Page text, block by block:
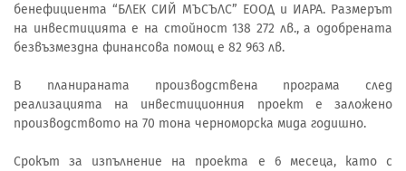
бенефициента “БЛЕК СИЙ МЪСЪЛС” ЕООД и ИАРА. Размерът
на инвестицията е на стойност 138 272 лв., а одобрената
безвъзмездна финансова помощ е 82 963 лв.
В планираната производствена програма след
реализацията на инвестиционния проект е заложено
производството на 70 тона черноморска мида годишно.
Срокът за изпълнение на проекта е 6 месеца, като с